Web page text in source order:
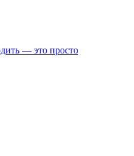
— это просто